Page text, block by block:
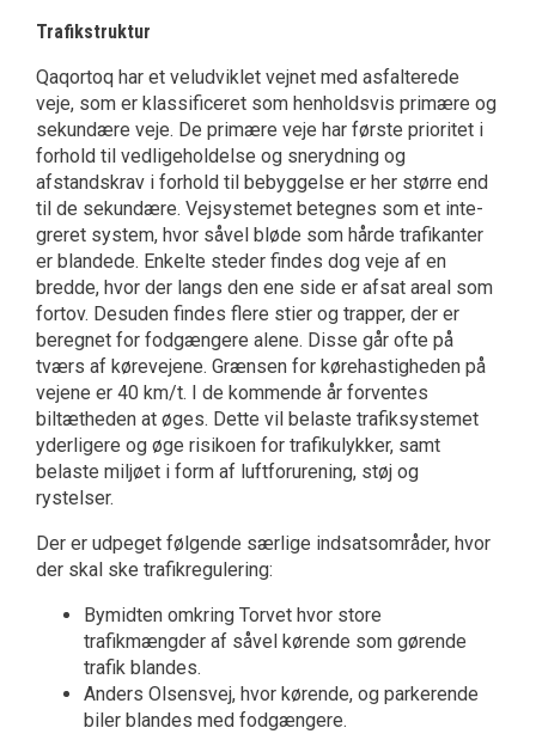
Trafikstruktur
Qaqortoq har et veludviklet vejnet med asfalterede
veje, som er klassificeret som henholdsvis primære og
sekundære veje. De primære veje har første prioritet i
forhold til vedligeholdelse og snerydning og
afstandskrav i forhold til bebyggelse er her større end
til de sekundære. Vejsystemet betegnes som et inte­
greret system, hvor såvel bløde som hårde trafi­kanter
er blandede. Enkelte steder findes dog veje af en
bredde, hvor der langs den ene side er afsat areal som
fortov. Desuden findes flere stier og trapper, der er
beregnet for fodgængere alene. Disse går ofte på
tværs af kørevejene. Grænsen for kørehastigheden på
vejene er 40 km/t. I de kommende år forventes
biltætheden at øges. Dette vil belaste trafiksyste­met
yderligere og øge risikoen for trafikulykker, samt
belaste miljøet i form af luftforurening, støj og
rystelser.
Der er udpeget følgende særlige indsatsområder, hvor
der skal ske trafikregulering:
Bymidten omkring Torvet hvor store
trafikmængder af såvel kørende som gørende
trafik blandes.
Anders Olsensvej, hvor kørende, og parkerende
biler blandes med fodgængere.